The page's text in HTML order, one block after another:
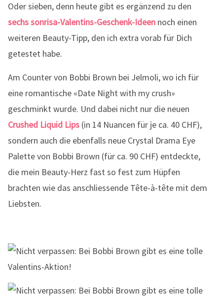
Oder sieben, denn heute gibt es ergänzend zu den
sechs sonrisa-Valentins-Geschenk-Ideen noch einen
weiteren Beauty-Tipp, den ich extra vorab für Dich
getestet habe.
Am Counter von Bobbi Brown bei Jelmoli, wo ich für
eine romantische «Date Night with my crush»
geschminkt wurde. Und dabei nicht nur die neuen
Crushed Liquid Lips (in 14 Nuancen für je ca. 40 CHF),
sondern auch die ebenfalls neue Crystal Drama Eye
Palette von Bobbi Brown (für ca. 90 CHF) entdeckte,
die mein Beauty-Herz fast so fest zum Hüpfen
brachten wie das anschliessende Tête-à-tête mit dem
Liebsten.